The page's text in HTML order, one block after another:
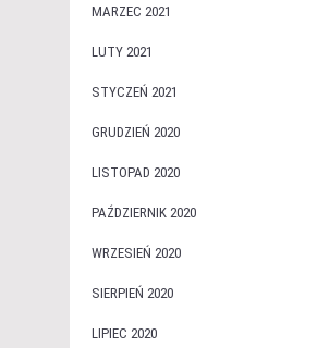
MARZEC 2021
LUTY 2021
STYCZEŃ 2021
GRUDZIEŃ 2020
LISTOPAD 2020
PAŹDZIERNIK 2020
WRZESIEŃ 2020
SIERPIEŃ 2020
LIPIEC 2020